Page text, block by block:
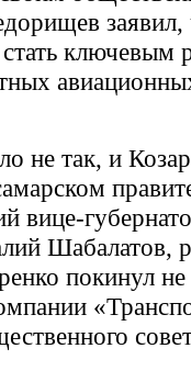
ключевым
не так, и
вице-
Шабалатов,
покинул не